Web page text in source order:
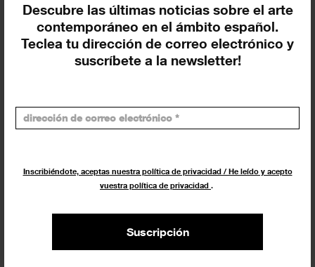
Descubre las últimas noticias sobre el arte
contemporáneo en el ámbito español.
Teclea tu dirección de correo electrónico y
suscríbete a la newsletter!
Inscribiéndote, aceptas nuestra política de privacidad / He leído y acepto
vuestra política de privacidad .
Suscripción
Exposiciones y actividades en tu ciudad